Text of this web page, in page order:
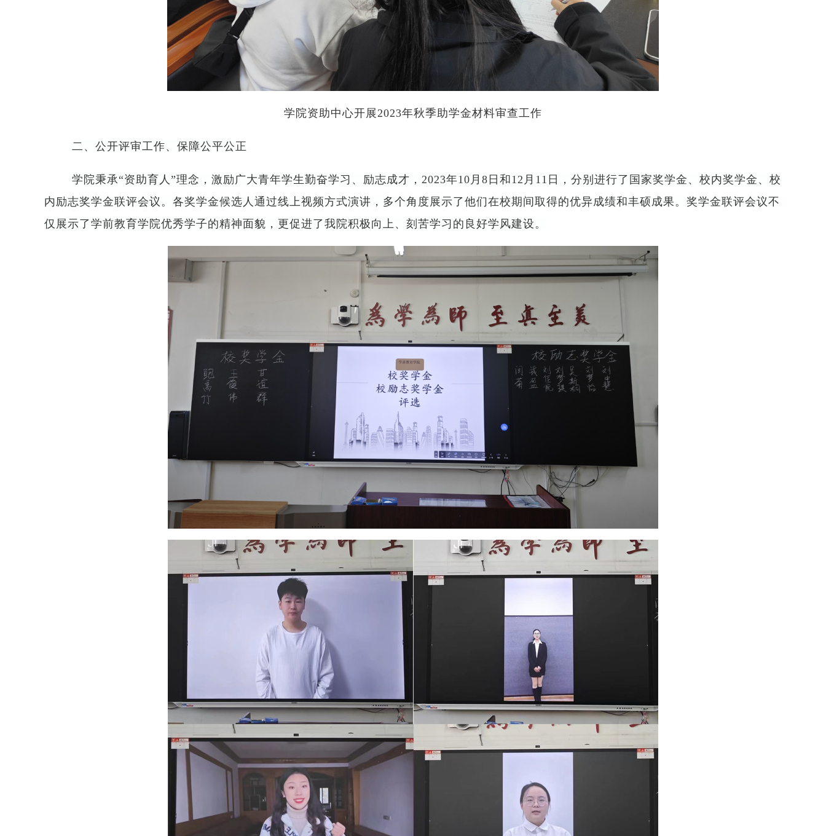
学院资助中心开展2023年秋季助学金材料审查工作
二、 公开评审工作、保障公平公正
学院秉承“资助育人”理念，激励广大青年学生勤奋学习、励志成才，2023年10月8日和12月11日，分别进行了国家奖学金、校内奖学金、校
内励志奖学金联评会议。各奖学金候选人通过线上视频方式演讲，多个角度展示了他们在校期间取得的优异成绩和丰硕成果。奖学金联评会议不
仅展示了学前教育学院优秀学子的精神面貌，更促进了我院积极向上、刻苦学习的良好学风建设。